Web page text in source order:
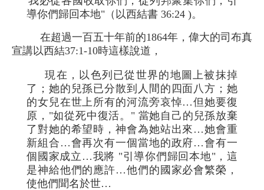
導你們歸回本地"（以西結書 36:24 )。
在超過一百五十年前的1864年，偉大的司布真
宣講以西結37:1-10時這樣說道，
現在，以色列已從世界的地圖上被抹掉
了；她的兒孫已分散到人間的四面八方；她
的女兒在世上所有的河流旁哀悼…但她要復
原，"如從死中復活。" 當她自己的兒孫放棄
了對她的希望時，神會為她站出來…她會重
新組合…會再次有一個當地的政府…會有一
個國家成立…我將 "引導你們歸回本地"，這
是神給他們的應許…他們的國家必會繁榮，
使他們聞名於世…